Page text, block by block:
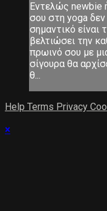
Εντελώς newbie
σου στη yoga δεν
σημαντικό είναι
βελτιώσει την
πρωινό σου με
σίγουρα θα
θ...
Help Terms Privacy
×